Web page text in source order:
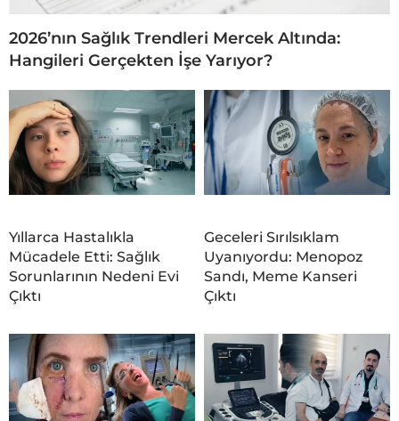
2026’nın Sağlık Trendleri Mercek Altında:
Hangileri Gerçekten İşe Yarıyor?
Yıllarca Hastalıkla
Mücadele Etti: Sağlık
Sorunlarının Nedeni Evi
Çıktı
Geceleri Sırılsıklam
Uyanıyordu: Menopoz
Sandı, Meme Kanseri
Çıktı